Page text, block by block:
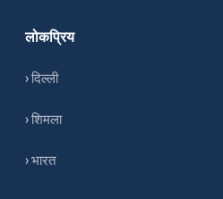
लोकप्रिय
› दिल्ली
› शिमला
› भारत